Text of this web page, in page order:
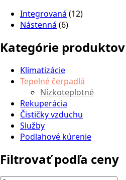
Integrovaná (12)
Nástenná (6)
Kategórie produktov
Klimatizácie
Tepelné čerpadlá
Nízkoteplotné
Rekuperácia
Čističky vzduchu
Služby
Podlahové kúrenie
Filtrovať podľa ceny